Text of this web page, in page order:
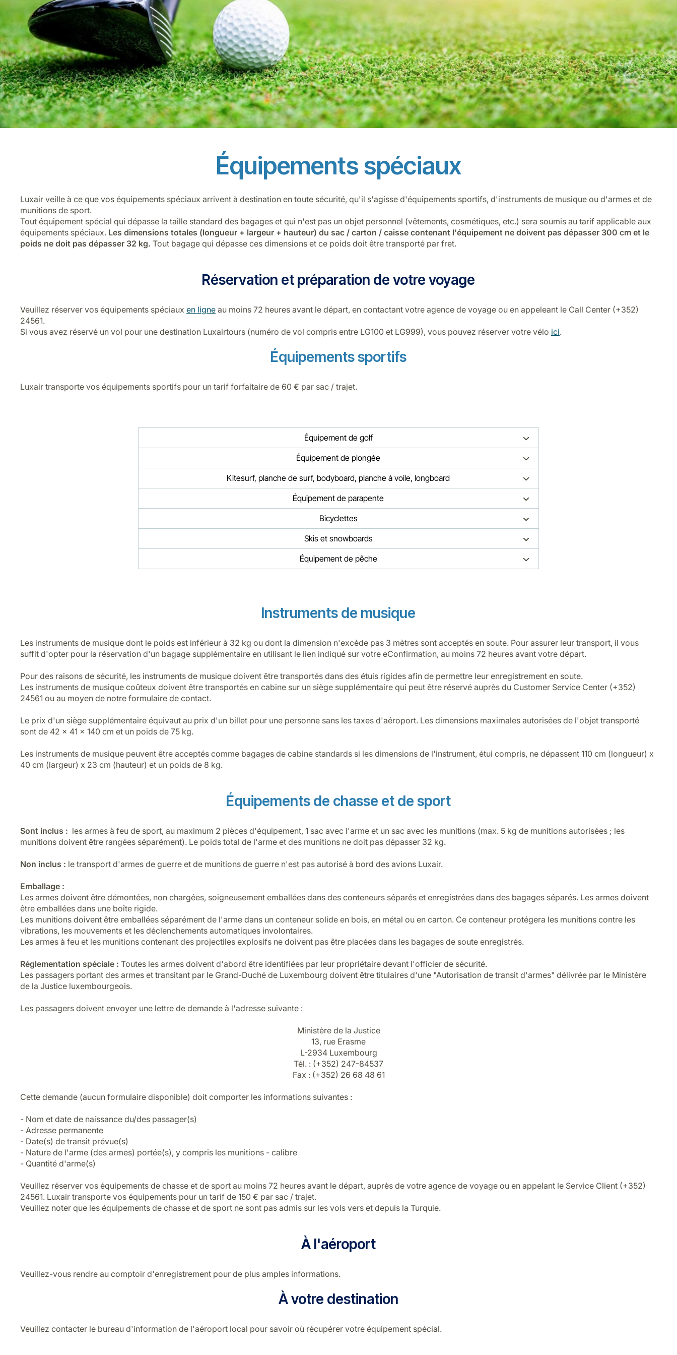
Équipements spéciaux
Luxair veille à ce que vos équipements spéciaux arrivent à destination en toute sécurité, qu'il s'agisse d'équipements sportifs, d'instruments de musique ou d'armes et de
munitions de sport.
Tout équipement spécial qui dépasse la taille standard des bagages et qui n'est pas un objet personnel (vêtements, cosmétiques, etc.) sera soumis au tarif applicable aux
équipements spéciaux. Les dimensions totales (longueur + largeur + hauteur) du sac / carton / caisse contenant l'équipement ne doivent pas dépasser 300 cm et le
poids ne doit pas dépasser 32 kg. Tout bagage qui dépasse ces dimensions et ce poids doit être transporté par fret.
Réservation et préparation de votre voyage
Veuillez réserver vos équipements spéciaux en ligne au moins 72 heures avant le départ, en contactant votre agence de voyage ou en appeleant le Call Center (+352)
24561.
Si vous avez réservé un vol pour une destination Luxairtours (numéro de vol compris entre LG100 et LG999), vous pouvez réserver votre vélo ici.
Équipements sportifs
Luxair transporte vos équipements sportifs pour un tarif forfaitaire de 60 € par sac / trajet.
Équipement de golf
Équipement de plongée
Kitesurf, planche de surf, bodyboard, planche à voile, longboard
Équipement de parapente
Bicyclettes
Skis et snowboards
Équipement de pêche
Instruments de musique
Les instruments de musique dont le poids est inférieur à 32 kg ou dont la dimension n'excède pas 3 mètres sont acceptés en soute. Pour assurer leur transport, il vous
suffit d'opter pour la réservation d'un bagage supplémentaire en utilisant le lien indiqué sur votre eConfirmation, au moins 72 heures avant votre départ.
Pour des raisons de sécurité, les instruments de musique doivent être transportés dans des étuis rigides afin de permettre leur enregistrement en soute.
Les instruments de musique coûteux doivent être transportés en cabine sur un siège supplémentaire qui peut être réservé auprès du Customer Service Center (+352)
24561 ou au moyen de notre formulaire de contact.
Le prix d'un siège supplémentaire équivaut au prix d'un billet pour une personne sans les taxes d'aéroport. Les dimensions maximales autorisées de l'objet transporté
sont de 42 x 41 x 140 cm et un poids de 75 kg.
Les instruments de musique peuvent être acceptés comme bagages de cabine standards si les dimensions de l'instrument, étui compris, ne dépassent 110 cm (longueur) x
40 cm (largeur) x 23 cm (hauteur) et un poids de 8 kg.
Équipements de chasse et de sport
Sont inclus : les armes à feu de sport, au maximum 2 pièces d'équipement, 1 sac avec l'arme et un sac avec les munitions (max. 5 kg de munitions autorisées ; les
munitions doivent être rangées séparément). Le poids total de l'arme et des munitions ne doit pas dépasser 32 kg.
Non inclus : le transport d'armes de guerre et de munitions de guerre n'est pas autorisé à bord des avions Luxair.
Emballage :
Les armes doivent être démontées, non chargées, soigneusement emballées dans des conteneurs séparés et enregistrées dans des bagages séparés. Les armes doivent
être emballées dans une boîte rigide.
Les munitions doivent être emballées séparément de l'arme dans un conteneur solide en bois, en métal ou en carton. Ce conteneur protégera les munitions contre les
vibrations, les mouvements et les déclenchements automatiques involontaires.
Les armes à feu et les munitions contenant des projectiles explosifs ne doivent pas être placées dans les bagages de soute enregistrés.
Réglementation spéciale : Toutes les armes doivent d'abord être identifiées par leur propriétaire devant l'officier de sécurité.
Les passagers portant des armes et transitant par le Grand-Duché de Luxembourg doivent être titulaires d'une "Autorisation de transit d'armes" délivrée par le Ministère
de la Justice luxembourgeois.
Les passagers doivent envoyer une lettre de demande à l'adresse suivante :
Ministère de la Justice
13, rue Erasme
L-2934 Luxembourg
Tél. : (+352) 247-84537
Fax : (+352) 26 68 48 61
Cette demande (aucun formulaire disponible) doit comporter les informations suivantes :
- Nom et date de naissance du/des passager(s)
- Adresse permanente
- Date(s) de transit prévue(s)
- Nature de l'arme (des armes) portée(s), y compris les munitions - calibre
- Quantité d'arme(s)
Veuillez réserver vos équipements de chasse et de sport au moins 72 heures avant le départ, auprès de votre agence de voyage ou en appelant le Service Client (+352)
24561. Luxair transporte vos équipements pour un tarif de 150 € par sac / trajet.
Veuillez noter que les équipements de chasse et de sport ne sont pas admis sur les vols vers et depuis la Turquie.
À l'aéroport
Veuillez-vous rendre au comptoir d'enregistrement pour de plus amples informations.
À votre destination
Veuillez contacter le bureau d'information de l'aéroport local pour savoir où récupérer votre équipement spécial.